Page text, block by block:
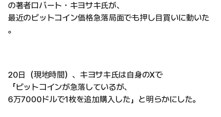
の著者ロバート・キヨサキ氏が、
最近のビットコイン価格急落局面でも押し目買いに動いた
。
20日（現地時間）、キヨサキ氏は自身のXで
「ビットコインが急落しているが、
6万7000ドルで1枚を追加購入した」と明らかにした。